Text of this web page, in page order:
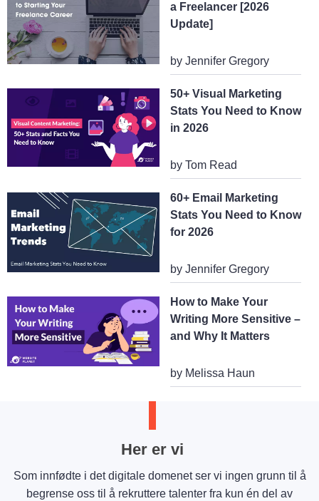
a Freelancer [2026
Update]
by Jennifer Gregory
50+ Visual Marketing
Stats You Need to Know
in 2026
by Tom Read
60+ Email Marketing
Stats You Need to Know
for 2026
by Jennifer Gregory
How to Make Your
Writing More Sensitive –
and Why It Matters
by Melissa Haun
Her er vi
Som innfødte i det digitale domenet ser vi ingen grunn til å
begrense oss til å rekruttere talenter fra kun én del av